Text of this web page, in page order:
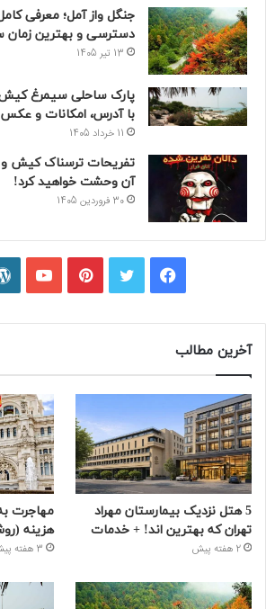
جنگل واز آمل؛ معرفی
دسترسی و بهترین زمان
13 تیر 1405
پارک ساحلی سیمرغ کیش
با آدرس، امکانات و عکس
11 خرداد 1405
تفریحات ترسناک کیش و
آن وحشت خواهید کرد!
30 فروردین 1405
فیسبوکتوییترپینتریست
آخرین مطالب
5 هتل نزدیک بیمارستان مهراد
تهران که بهترین‌ اند! + خدمات
2 هفته پیش
مهاجرت
هزینه
3 هفته پیش